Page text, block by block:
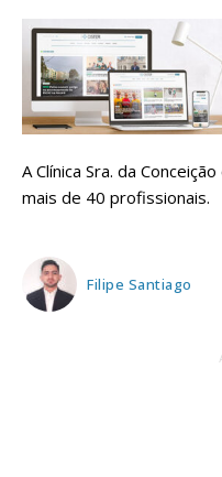
A Clínica Sra. da
mais de 40 profissionais.
Filipe Santiago